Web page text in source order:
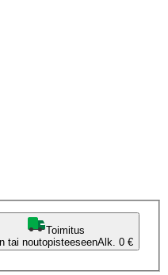
Toimitus
tai noutopisteeseenAlk. 0 €